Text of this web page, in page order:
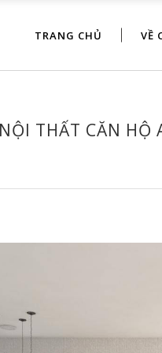
TRANG CHỦ VỀ
THẤT CĂN HỘ